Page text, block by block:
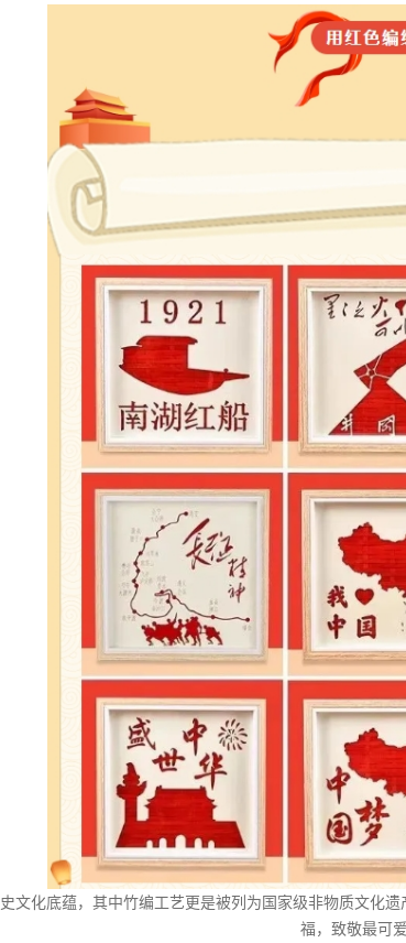
文化底蕴，其中竹编工艺更是被列为国家级非物质文化
福，致敬最可爱